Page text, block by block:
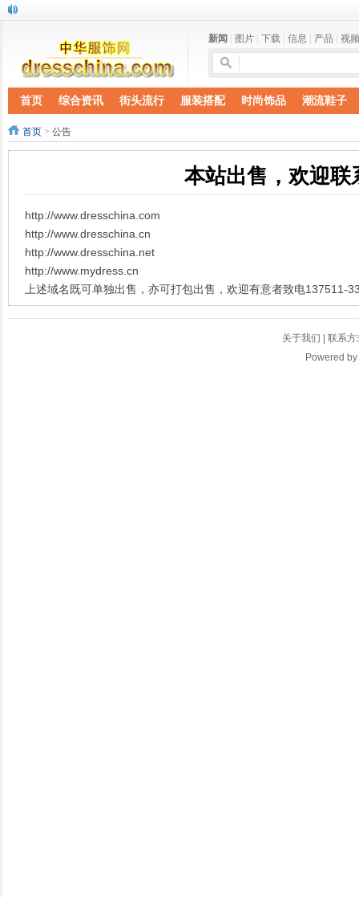
新闻 图片 下载 信息 产品 视频
首页 综合资讯 街头流行 服装搭配 时尚饰品 潮流鞋子
首页 > 公告
本站出售，欢迎联
http://www.dresschina.com
​http://www.dresschina.cn
​http://www.dresschina.net
​http://www.mydress.cn
上述域名既可单独出售，亦可打包出售，欢迎有意者致电137511-
关于我们
联系方
Powered by